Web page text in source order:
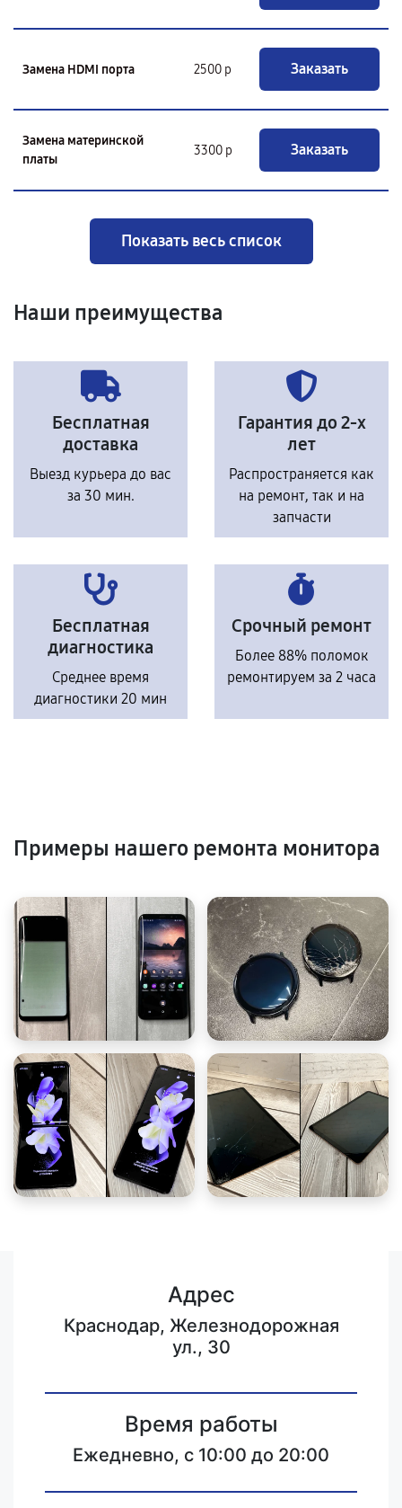
Замена HDMI порта 2500 р Заказать
Замена материнской
платы
3300 р Заказать
Показать весь список
Наши преимущества
Бесплатная
доставка
Выезд курьера до вас
за 30 мин.
Гарантия до 2-х
лет
Распространяется как
на ремонт, так и на
запчасти
Бесплатная
диагностика
Среднее время
диагностики 20 мин
Срочный ремонт
Более 88% поломок
ремонтируем за 2 часа
Примеры нашего ремонта монитора
Адрес
Краснодар, Железнодорожная
ул., 30
Время работы
Ежедневно, с 10:00 до 20:00